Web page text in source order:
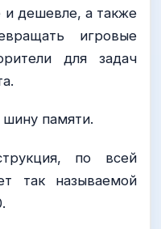
дешевле, а также
игровые
для задач
шину памяти.
по всей
так называемой